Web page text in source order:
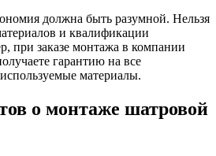
должна быть разумной. Нельзя
и квалификации
при заказе монтажа в компании
гарантию на все
материалы.
о монтаже шатровой